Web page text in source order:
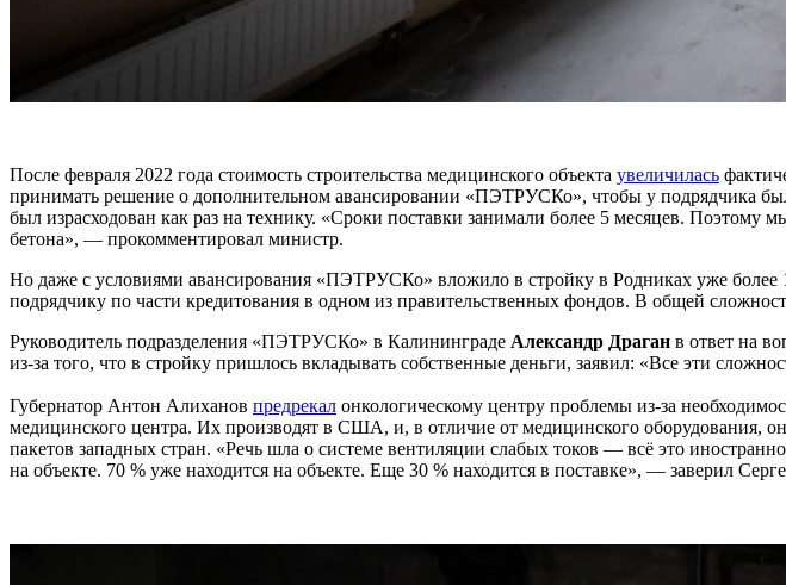
После февраля 2022 года стоимость строительства медицинского объекта увеличилась
принимать решение о дополнительном авансировании «ПЭТРУСКо», чтобы у подрядчика
был израсходован как раз на технику. «Сроки поставки занимали более 5 месяцев. Поэтому
бетона», — прокомментировал министр.
Но даже с условиями авансирования «ПЭТРУСКо» вложило в стройку в Родниках уже
подрядчику по части кредитования в одном из правительственных фондов. В общей
Руководитель подразделения «ПЭТРУСКо» в Калининграде Александр Драган в ответ на
из-за того, что в стройку пришлось вкладывать собственные деньги, заявил: «Все эти
Губернатор Антон Алиханов предрекал онкологическому центру проблемы из-за
медицинского центра. Их производят в США, и, в отличие от медицинского оборудования,
пакетов западных стран. «Речь шла о системе вентиляции слабых токов — всё это
на объекте. 70 % уже находится на объекте. Еще 30 % находится в поставке», — заверил